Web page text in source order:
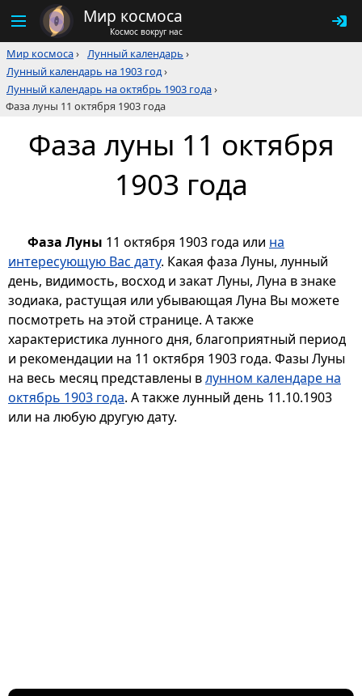
Мир космоса
Космос вокруг нас
Мир космоса› Лунный календарь ›
Лунный календарь на 1903 год›
Лунный календарь на октябрь 1903 года›
Фаза луны 11 октября 1903 года
Фаза луны 11 октября
1903 года
Фаза Луны 11 октября 1903 года или на
интересующую Вас дату. Какая фаза Луны, лунный
день, видимость, восход и закат Луны, Луна в знаке
зодиака, растущая или убывающая Луна Вы можете
посмотреть на этой странице. А также
характеристика лунного дня, благоприятный период
и рекомендации на 11 октября 1903 года. Фазы Луны
на весь месяц представлены влунном календаре на
октябрь 1903 года. А также лунный день 11.10.1903
или на любую другую дату.